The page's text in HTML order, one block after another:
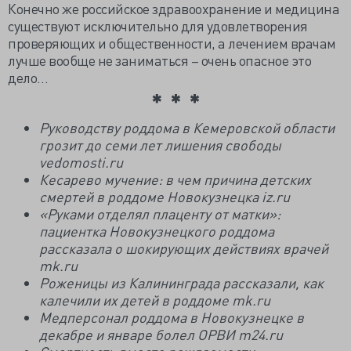
Конечно же российское здравоохранение и медицина
существуют исключительно для удовлетворения
проверяющих и общественности, а лечением врачам
лучше вообще не заниматься – очень опасное это
дело…
Руководству роддома в Кемеровской области
грозит до семи лет лишения свободы
vedomosti.ru
Кесарево мучение: в чем причина детских
смертей в роддоме Новокузнецка iz.ru
«Руками отделял плаценту от матки»:
пациентка Новокузнецкого роддома
рассказала о шокирующих действиях врачей
mk.ru
Роженицы из Калининграда рассказали, как
калечили их детей в роддоме mk.ru
Медперсонал роддома в Новокузнецке в
декабре и январе болел ОРВИ m24.ru